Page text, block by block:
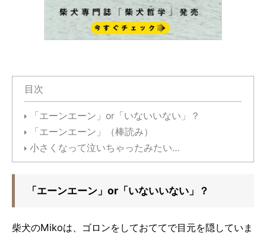
目次
「エーンエーン」or「いないいない」？
「エーンエーン」（棒読み）
小さくなって泣いちゃったみたい…
「エーンエーン」or「いないいない」？
柴犬のMikoは、ゴロンをしておててで目元を隠していま